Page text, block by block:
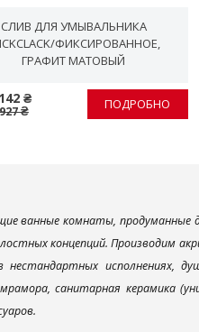
СЛИВ ДЛЯ УМЫВАЛЬНИКА
ФИКСИРОВАННОЕ,
ГРАФИТ МАТОВЫЙ
₴
₴ ПОДРОБНО
ванные комнаты, продуманные
концепций. Производим
исполнениях,
санитарная керамика